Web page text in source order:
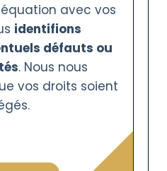
avec vos
identifions
défauts ou
. Nous nous
vos droits soient